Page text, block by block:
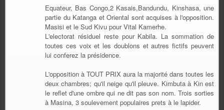
Equateur, Bas Congo,2 Kasais,Bandundu, Kinshasa, une
partie du Katanga et Oriental sont acquises à l'opposition.
Masisi et le Sud Kivu pour Vital Kamerhe.
L'electorat résiduel reste pour Kabila. La sommation de
toutes ces voix et les doublons et autres fictifs peuvent
lui conferez la présidence.
L'opposition à TOUT PRIX aura la majorité dans toutes les
deux chambres; qu'il neige qu'il pleuve. Kimbuta à Kin est
le reflet d'une ombre qui ne dit pas son nom. Trois sorties
à Masina, 3 soulevement populaires prets à le lapider.